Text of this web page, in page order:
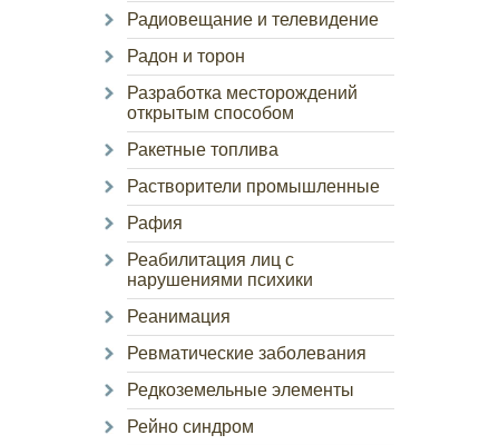
Радиовещание и телевидение
Радон и торон
Разработка месторождений
открытым способом
Ракетные топлива
Растворители промышленные
Рафия
Реабилитация лиц с
нарушениями психики
Реанимация
Ревматические заболевания
Редкоземельные элементы
Рейно синдром